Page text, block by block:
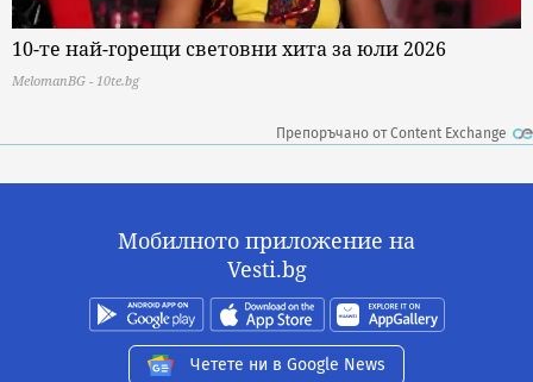
10-те най-горещи световни хита за юли 2026
MelomanBG - 10te.bg
Препоръчано от Content Exchange
Мобилното приложение на
Vesti.bg
Четете ни в Google News